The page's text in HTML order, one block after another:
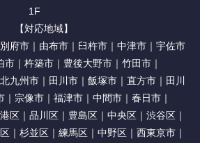
1F
【対応地域】
府市｜由布市｜臼杵市｜中津市｜宇佐市
市｜杵築市｜豊後大野市｜竹田市｜
九州市｜田川市｜飯塚市｜直方市｜田川
宗像市｜福津市｜中間市｜春日市｜
区｜品川区｜豊島区｜中央区｜渋谷区｜
｜杉並区｜練馬区｜中野区｜西東京市｜